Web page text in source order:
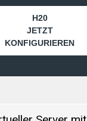
H20
JETZT
KONFIGURIEREN